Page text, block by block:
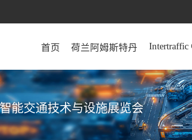
首页 荷兰阿姆斯特丹 Intertraffic
能交通技术与设施展览会